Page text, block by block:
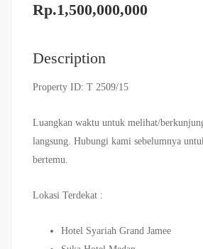
Rp.1,500,000,000
Description
Property ID: T 2509/15
Luangkan waktu untuk melihat/
langsung. Hubungi kami sebelumnya
bertemu.
Lokasi Terdekat :
Hotel Syariah Grand Jamee